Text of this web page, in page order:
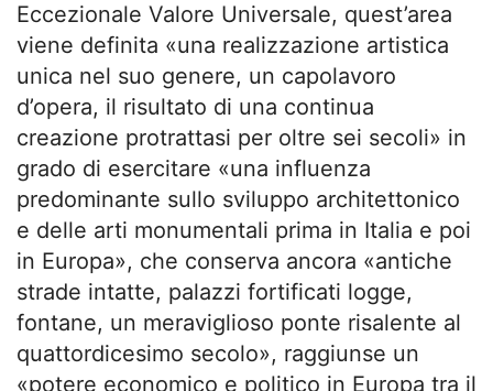
Eccezionale Valore Universale, quest’area
viene definita «una realizzazione artistica
unica nel suo genere, un capolavoro
d’opera, il risultato di una continua
creazione protrattasi per oltre sei secoli» in
grado di esercitare «una influenza
predominante sullo sviluppo architettonico
e delle arti monumentali prima in Italia e poi
in Europa», che conserva ancora «antiche
strade intatte, palazzi fortificati logge,
fontane, un meraviglioso ponte risalente al
quattordicesimo secolo», raggiunse un
«potere economico e politico in Europa tra il